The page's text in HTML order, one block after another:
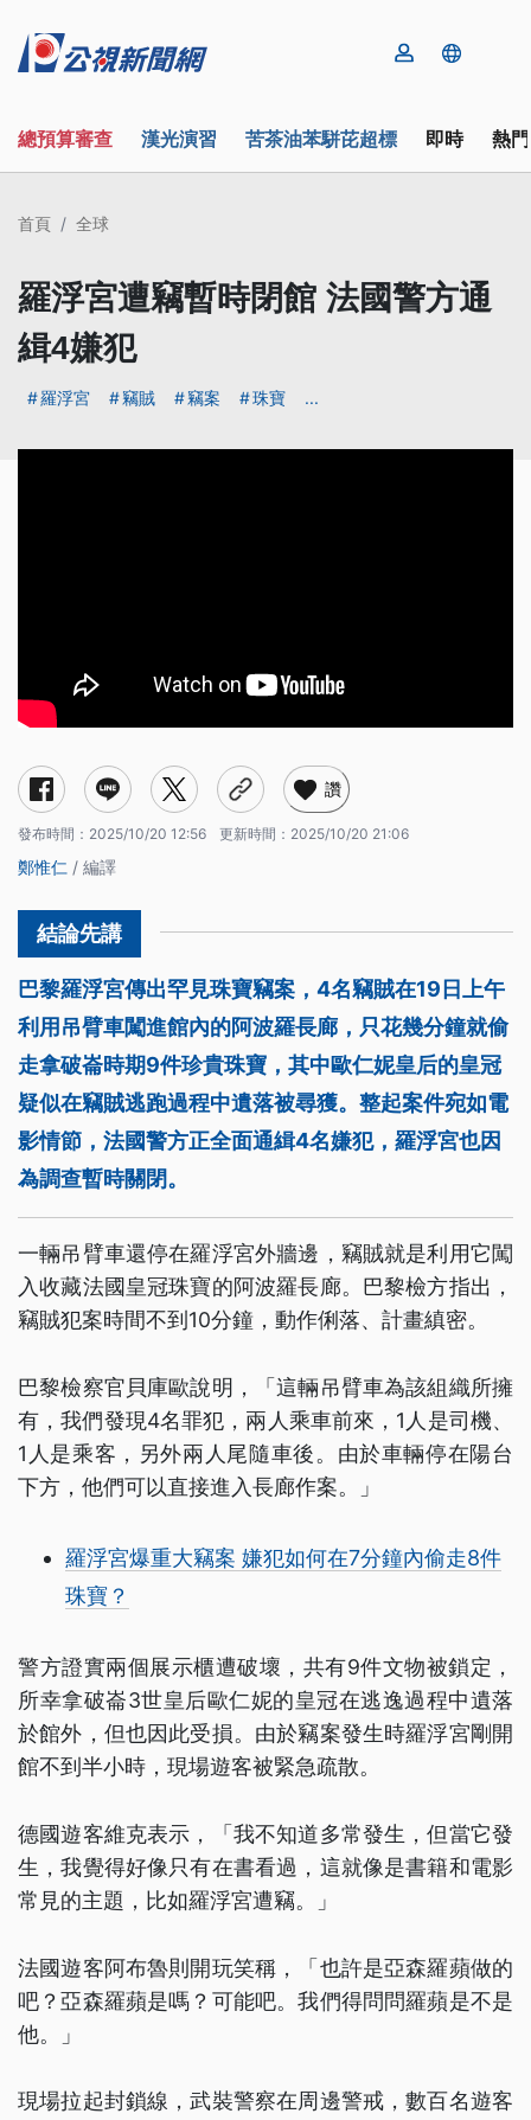
總預算審查 漢光演習 苦茶油苯駢芘超標 即時 熱
首頁 全球
羅浮宮遭竊暫時閉館 法國警方通
緝4嫌犯
羅浮宮 竊賊 竊案 珠寶 ...
讚
發布時間： 2025/10/20 12:56 更新時間： 2025/10/20 21:06
鄭惟仁 / 編譯
巴黎羅浮宮傳出罕見珠寶竊案，4名竊賊在19日上午
利用吊臂車闖進館內的阿波羅長廊，只花幾分鐘就偷
走拿破崙時期9件珍貴珠寶，其中歐仁妮皇后的皇冠
疑似在竊賊逃跑過程中遺落被尋獲。整起案件宛如電
影情節，法國警方正全面通緝4名嫌犯，羅浮宮也因
為調查暫時關閉。
一輛吊臂車還停在羅浮宮外牆邊，竊賊就是利用它闖
入收藏法國皇冠珠寶的阿波羅長廊。巴黎檢方指出，
竊賊犯案時間不到10分鐘，動作俐落、計畫縝密。
巴黎檢察官貝庫歐說明，「這輛吊臂車為該組織所擁
有，我們發現4名罪犯，兩人乘車前來，1人是司機、
1人是乘客，另外兩人尾隨車後。由於車輛停在陽台
下方，他們可以直接進入長廊作案。」
羅浮宮爆重大竊案 嫌犯如何在7分鐘內偷走8件
珠寶？
警方證實兩個展示櫃遭破壞，共有9件文物被鎖定，
所幸拿破崙3世皇后歐仁妮的皇冠在逃逸過程中遺落
於館外，但也因此受損。由於竊案發生時羅浮宮剛開
館不到半小時，現場遊客被緊急疏散。
德國遊客維克表示，「我不知道多常發生，但當它發
生，我覺得好像只有在書看過，這就像是書籍和電影
常見的主題，比如羅浮宮遭竊。」
法國遊客阿布魯則開玩笑稱，「也許是亞森羅蘋做的
吧？亞森羅蘋是嗎？可能吧。我們得問問羅蘋是不是
他。」
現場拉起封鎖線，武裝警察在周邊警戒，數百名遊客